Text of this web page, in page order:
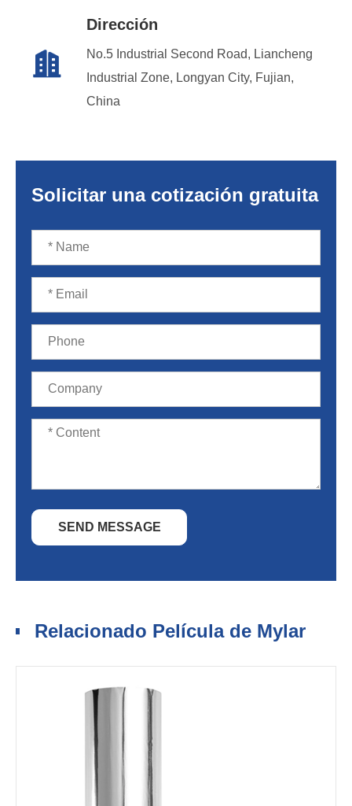

Dirección
No.5 Industrial Second Road, Liancheng
Industrial Zone, Longyan City, Fujian,
China
Solicitar una cotización gratuita
SEND MESSAGE
Relacionado Película de Mylar